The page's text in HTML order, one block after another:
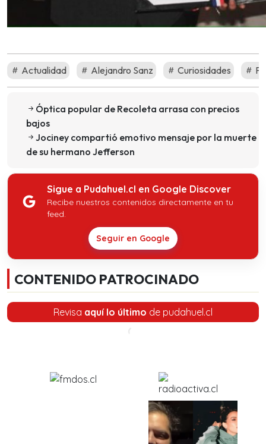
Actualidad Alejandro Sanz Curiosidades
Óptica popular de Recoleta arrasa con precios
bajos
Jociney compartió emotivo mensaje por la muerte
de su hermano Jefferson
Sigue a Pudahuel.cl en Google Discover
Recibe nuestros contenidos directamente en tu
feed.
Seguir en Google
CONTENIDO PATROCINADO
Revisa aquí lo último de pudahuel.cl